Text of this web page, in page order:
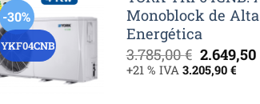
-30%
YKF04CNB
Monoblock de
Energética
3.785,00€ El
precio
original
+21 % IVA 3.205,90 €